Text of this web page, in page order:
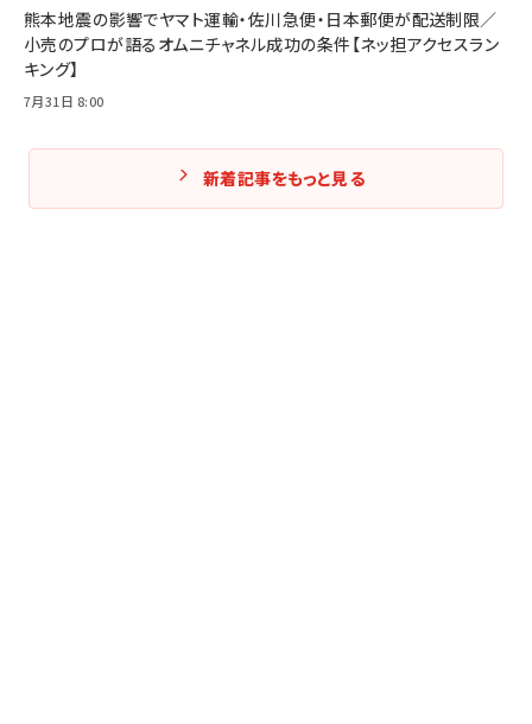
熊本地震の影響でヤマト運輸・佐川急便・日本郵便が配送制限／
小売のプロが語るオムニチャネル成功の条件【ネッ担アクセスラン
キング】
7月31日 8:00
新着記事をもっと見る